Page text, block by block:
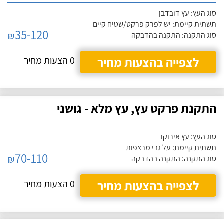
סוג העץ: עץ דובדבן
תשתית קיימת: יש לפרק פרקט/שטיח קיים
סוג התקנה: התקנה בהדבקה
₪35-120
לצפייה בהצעות מחיר
0 הצעות מחיר
התקנת פרקט עץ, עץ מלא - גושני
סוג העץ: עץ אירוקו
תשתית קיימת: על גבי מרצפות
סוג התקנה: התקנה בהדבקה
₪70-110
לצפייה בהצעות מחיר
0 הצעות מחיר